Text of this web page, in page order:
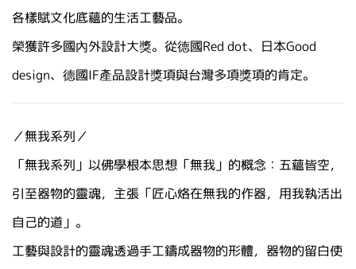
各樣賦文化底蘊的生活工藝品。
榮獲許多國內外設計大獎。從德國Red dot、日本Good
design、德國IF產品設計獎項與台灣多項獎項的肯定。
／無我系列／
「無我系列」以佛學根本思想「無我」的概念：五蘊皆空，
引至器物的靈魂，主張「匠心烙在無我的作器，用我執活出
自己的道」。
工藝與設計的靈魂透過手工鑄成器物的形體，器物的留白使